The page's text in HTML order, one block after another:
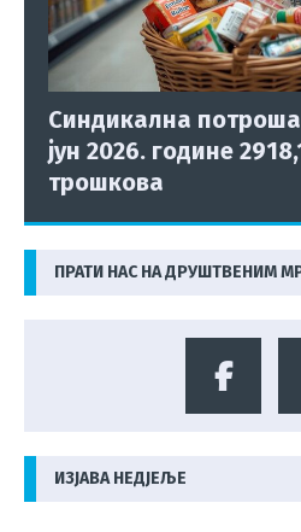
Синдикална
јун 2026. године
трошкова
ПРАТИ НАС НА ДРУШТВЕНИМ
ИЗЈАВА НЕДЈЕЉЕ